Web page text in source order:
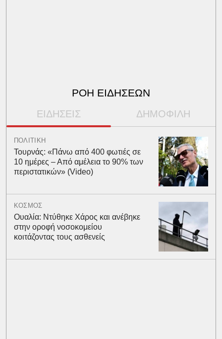
ΡΟΗ ΕΙΔΗΣΕΩΝ
ΕΙΔΗΣΕΙΣ ΔΗΜΟΦΙΛΗ
ΠΟΛΙΤΙΚΗ
Τουρνάς: «Πάνω από 400 φωτιές σε
10 ημέρες – Από αμέλεια το 90% των
περιστατικών» (Video)
ΚΟΣΜΟΣ
Ουαλία: Ντύθηκε Χάρος και ανέβηκε
στην οροφή νοσοκομείου
κοιτάζοντας τους ασθενείς